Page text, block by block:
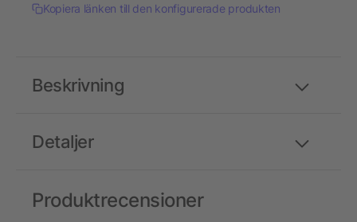
Kopiera länken till den konfigurerade produkten
Detaljer
Beskrivning
Produktrecensioner